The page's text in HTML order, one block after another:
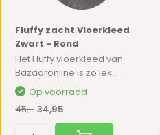
Fluffy zacht Vloerkleed
Zwart - Rond
Het Fluffy vloerkleed van
Bazaaronline is zo lek...
Op voorraad
45,- 34,95